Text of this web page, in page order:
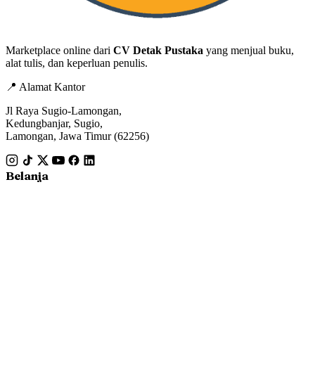
Marketplace online dari CV Detak Pustaka yang menjual buku,
alat tulis, dan keperluan penulis.
📍 Alamat Kantor
Jl Raya Sugio-Lamongan,
Kedungbanjar, Sugio,
Lamongan, Jawa Timur (62256)
Belanja